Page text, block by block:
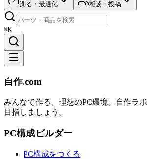
測る・最適化 相談・投稿
⌘K
自作.com
みんなで作る、理想のPC環境。 自作ラボ
目指しましょう。
PC構成ビルダー
PC構成をつくる